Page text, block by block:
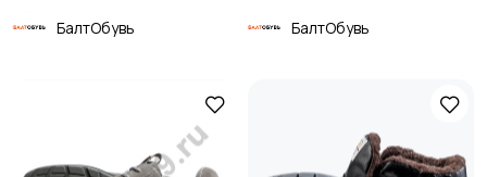
БалтОбувь БалтОбувь